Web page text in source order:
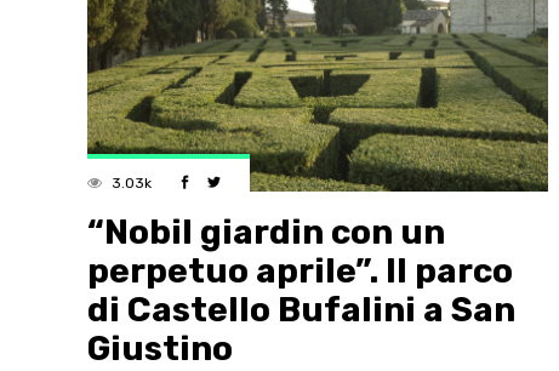
3.03k
“Nobil giardin con un
perpetuo aprile”. Il parco
di Castello Bufalini a San
Giustino